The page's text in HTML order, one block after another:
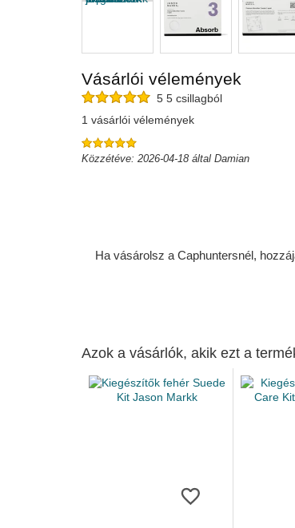
Vásárlói vélemények
5 5 csillagból
1 vásárlói vélemények
Közzétéve: 2026-04-18 által Damian
Ha vásárolsz a Caphuntersnél,
Azok a vásárlók, akik ezt a